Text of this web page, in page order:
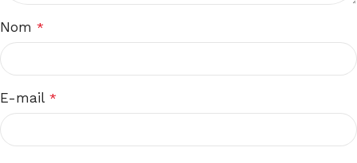
Nom *
E-mail *